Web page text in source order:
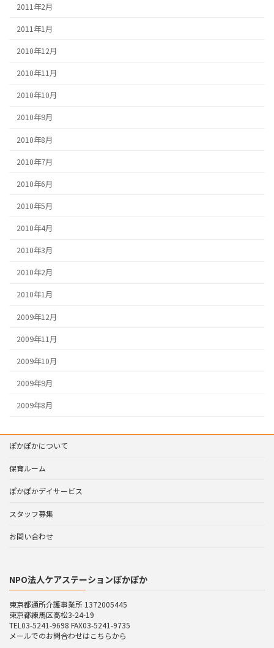
2011年2月
2011年1月
2010年12月
2010年11月
2010年10月
2010年9月
2010年8月
2010年7月
2010年6月
2010年5月
2010年4月
2010年3月
2010年2月
2010年1月
2009年12月
2009年11月
2009年10月
2009年9月
2009年8月
ぽかぽかについて
保育ルーム
ぽかぽかデイサービス
スタッフ募集
お問い合わせ
NPO法人ケアステーションぽかぽか
東京都通所介護事業所 1372005445
東京都練馬区高松3-24-19
TEL03-5241-9698 FAX03-5241-9735
メールでのお問合わせはこちらから